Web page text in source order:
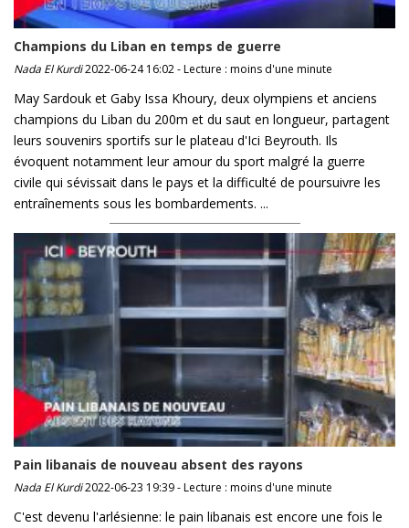
Champions du Liban en temps de guerre
Nada El Kurdi2022-06-24 16:02 - Lecture : moins d'une minute
May Sardouk et Gaby Issa Khoury, deux olympiens et anciens
champions du Liban du 200m et du saut en longueur, partagent
leurs souvenirs sportifs sur le plateau d'Ici Beyrouth. Ils
évoquent notamment leur amour du sport malgré la guerre
civile qui sévissait dans le pays et la difficulté de poursuivre les
entraînements sous les bombardements. ...
Pain libanais de nouveau absent des rayons
Nada El Kurdi2022-06-23 19:39 - Lecture : moins d'une minute
C'est devenu l'arlésienne: le pain libanais est encore une fois le